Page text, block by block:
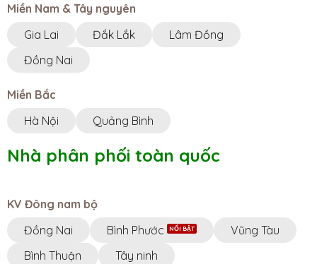
Miền Nam & Tây nguyên
Gia Lai
Đắk Lắk
Lâm Đồng
Đồng Nai
Miền Bắc
Hà Nội
Quảng Bình
Nhà phân phối toàn quốc
KV Đông nam bộ
Đồng Nai
Bình Phước
Vũng Tàu
Bình Thuận
Tây ninh